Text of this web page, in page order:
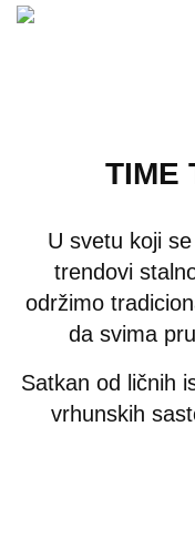
TIME
U svetu koji
trendovi
održimo
da svima
Satkan od ličnih
vrhunskih